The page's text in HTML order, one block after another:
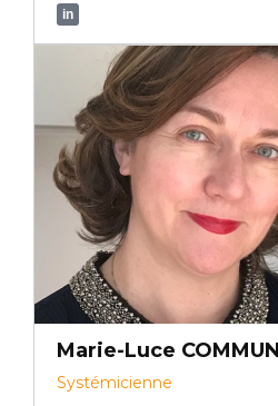
in
Marie-Luce
Systémicienne